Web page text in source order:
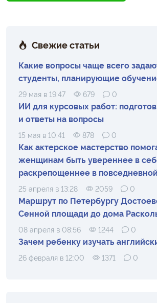
Свежие статьи
Какие вопросы чаще всего
студенты, планирующие
29 мая в 19:47 679 0
ИИ для курсовых работ:
и ответы на вопросы
15 мая в 10:41 878 0
Как актерское мастерство
женщинам быть увереннее в
раскрепощеннее в
25 апреля в 13:28 2059 0
Маршрут по Петербургу
Сенной площади до дома
08 апреля в 08:56 1244 0
Зачем ребенку изучать
26 февраля в 12:00 1371 0